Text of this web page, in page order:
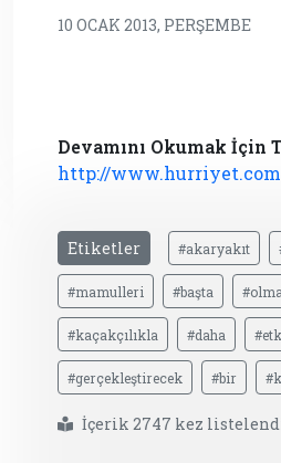
10 OCAK 2013, PERŞEMBE
Devamını Okumak İçin
http://
Etiketler #akaryakıt
#mamulleri #başta
#kaçakçılıkla #daha
#gerçekleştirecek #bir
İçerik 2747 kez